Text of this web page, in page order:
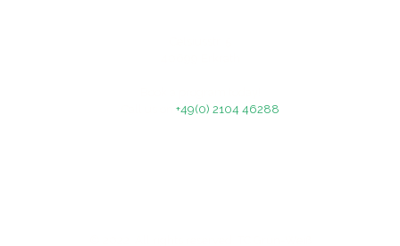
+49(0) 2104 46288